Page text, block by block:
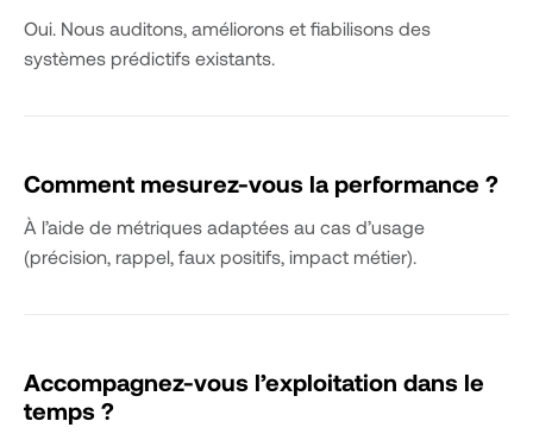
Oui. Nous auditons, améliorons et fiabilisons des
systèmes prédictifs existants.
Comment mesurez-vous la performance ?
À l’aide de métriques adaptées au cas d’usage
(précision, rappel, faux positifs, impact métier).
Accompagnez-vous l’exploitation dans le
temps ?